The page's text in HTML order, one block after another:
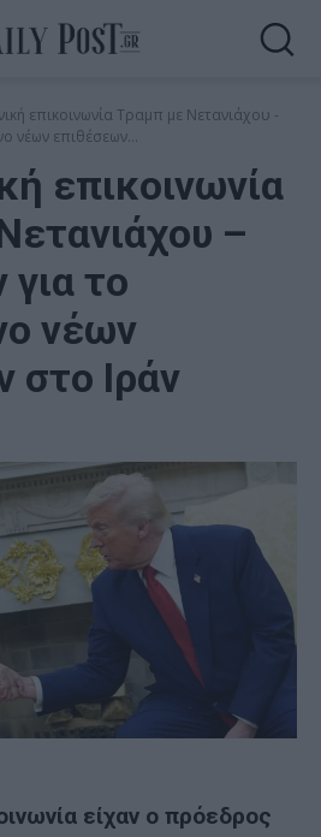
επικοινωνία Τραμπ με Νετανιάχου -
νέων επιθέσεων...
επικοινωνία
–
το
νέων
στο Ιράν
είχαν ο πρόεδρος